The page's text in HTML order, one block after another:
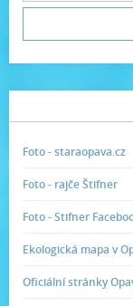
Foto - staraopava.cz
Foto - rajče Štifner
Foto - Stifner
Ekologická mapa v
Oficiální stránky